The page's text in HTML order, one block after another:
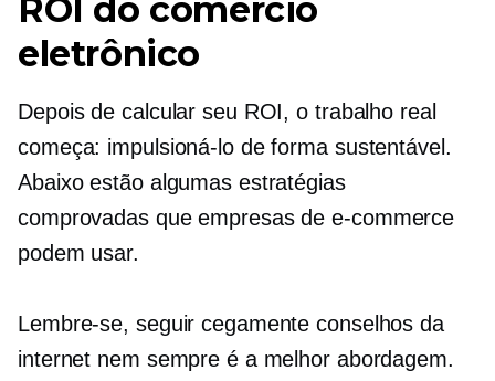
ROI do comércio
eletrônico
Depois de calcular seu ROI, o trabalho real
começa: impulsioná-lo de forma sustentável.
Abaixo estão algumas estratégias
comprovadas que empresas de e-commerce
podem usar.
Lembre-se, seguir cegamente conselhos da
internet nem sempre é a melhor abordagem.